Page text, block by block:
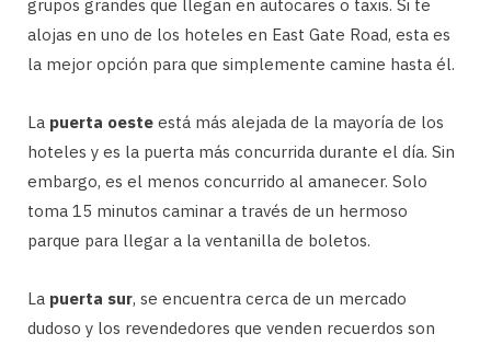
grupos grandes que llegan en autocares o taxis. Si te
alojas en uno de los hoteles en East Gate Road, esta es
la mejor opción para que simplemente camine hasta él.
La puerta oeste está más alejada de la mayoría de los
hoteles y es la puerta más concurrida durante el día. Sin
embargo, es el menos concurrido al amanecer. Solo
toma 15 minutos caminar a través de un hermoso
parque para llegar a la ventanilla de boletos.
La puerta sur, se encuentra cerca de un mercado
dudoso y los revendedores que venden recuerdos son